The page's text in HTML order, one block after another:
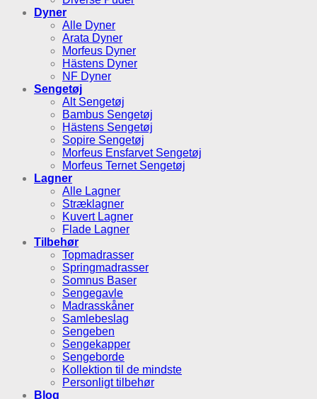
Dyner
Alle Dyner
Arata Dyner
Morfeus Dyner
Hästens Dyner
NF Dyner
Sengetøj
Alt Sengetøj
Bambus Sengetøj
Hästens Sengetøj
Sopire Sengetøj
Morfeus Ensfarvet Sengetøj
Morfeus Ternet Sengetøj
Lagner
Alle Lagner
Stræklagner
Kuvert Lagner
Flade Lagner
Tilbehør
Topmadrasser
Springmadrasser
Somnus Baser
Sengegavle
Madrasskåner
Samlebeslag
Sengeben
Sengekapper
Sengeborde
Kollektion til de mindste
Personligt tilbehør
Blog